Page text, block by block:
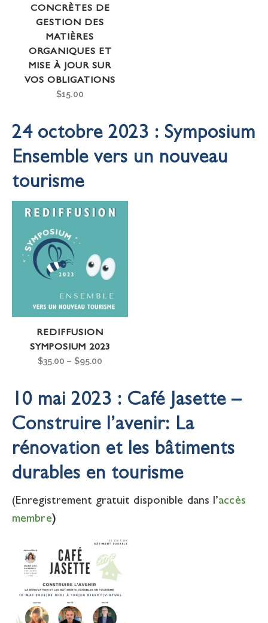
CONCRÈTES DE
GESTION DES
MATIÈRES
ORGANIQUES ET
MISE À JOUR SUR
VOS OBLIGATIONS
$15.00
24 octobre 2023 : Symposium
Ensemble vers un nouveau
tourisme
REDIFFUSION
SYMPOSIUM 2023
$35.00 – $95.00
10 mai 2023 : Café Jasette –
Construire l’avenir: La
rénovation et les bâtiments
durables en tourisme
(Enregistrement gratuit disponible dans l’accès
membre)